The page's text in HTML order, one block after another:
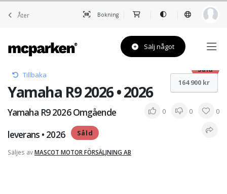
Åter Bokning
Sälj något
Tillbaka
Yamaha R9 2026 • 2026
Såld
Yamaha R9 2026 Omgående
leverans • 2026
Såld
0 0 0
Säljes avMASCOT MOTOR FÖRSÄLJNING AB
164 900 kr